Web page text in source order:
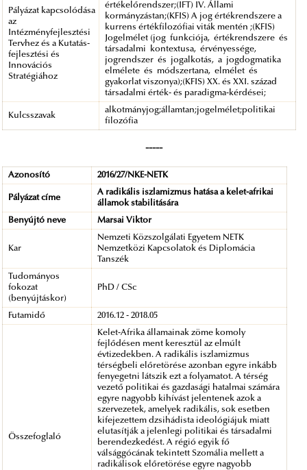
Pályázat kapcsolódása
az
Intézményfejlesztési
Tervhez és a Kutatás-
fejlesztési és
Innovációs
Stratégiához
értékelőrendszer;(IFT) IV. Állami
kormányzástan;(KFIS) A jog értékrendszere a
kurrens értékfilozófiai viták mentén ;(KFIS)
Jogelmélet (jog funkciója, értékrendszere és
társadalmi kontextusa, érvényessége,
jogrendszer és jogalkotás, a jogdogmatika
elmélete és módszertana, elmélet és
gyakorlat viszonya);(KFIS) XX. és XXI. század
társadalmi érték- és paradigma-kérdései;
Kulcsszavak
alkotmányjog;államtan;jogelmélet;politikai
filozófia
-----
Azonosító 2016/27/NKE-NETK
Pályázat címe
A radikális iszlamizmus hatása a kelet-afrikai
államok stabilitására
Benyújtó neve Marsai Viktor
Kar
Nemzeti Közszolgálati Egyetem NETK
Nemzetközi Kapcsolatok és Diplomácia
Tanszék
Tudományos
fokozat
(benyújtáskor)
PhD / CSc
Futamidő 2016.12 - 2018.05
Összefoglaló
Kelet-Afrika államainak zöme komoly
fejlődésen ment keresztül az elmúlt
évtizedekben. A radikális iszlamizmus
térségbeli előretörése azonban egyre inkább
fenyegetni látszik ezt a folyamatot. A térség
vezető politikai és gazdasági hatalmai számára
egyre nagyobb kihívást jelentenek azok a
szervezetek, amelyek radikális, sok esetben
kifejezettem dzsihádista ideológiájuk miatt
elutasítják a jelenlegi politikai és társadalmi
berendezkedést. A régió egyik fő
válsággócának tekintett Szomália mellett a
radikálisok előretörése egyre nagyobb